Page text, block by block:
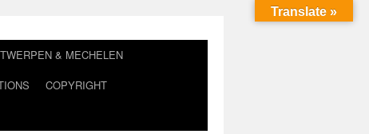
& MECHELEN
COPYRIGHT
Translate »